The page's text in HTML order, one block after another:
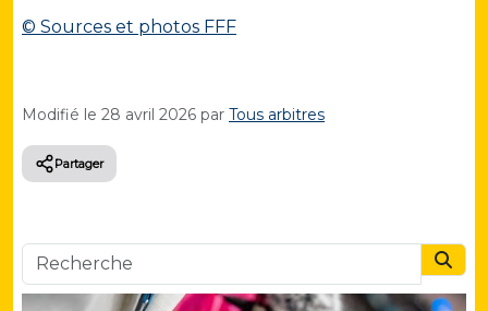
© Sources et photos FFF
Modifié le 28 avril 2026 par Tous arbitres
Partager